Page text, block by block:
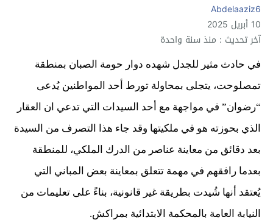
Abdelaaziz6
10 أبريل 2025
آخر تحديث : منذ سنة واحدة
في حادث مثير للجدل شهده دوار حومة الصبان بمنطقة
تمصلوحت، يتجلى بمحاولة تورط أحد المواطنين يُدعى
“رضوان” في مواجهة مع أحد السيدات التي تدعي ان العقار
الذي بحوزته هو في ملكيتها وقد جاء هذا التصرف من السيدة
بعد دقائق من معاينة عناصر من الدرك الملكي، للمنطقة
بعدما رافقهم في مهمة تتعلق بمعاينة بعض المباني التي
يُعتقد أنها شُيدت بطريقة غير قانونية، بناءً على تعليمات من
النيابة العامة بالمحكمة الابتدائية بمراكش.